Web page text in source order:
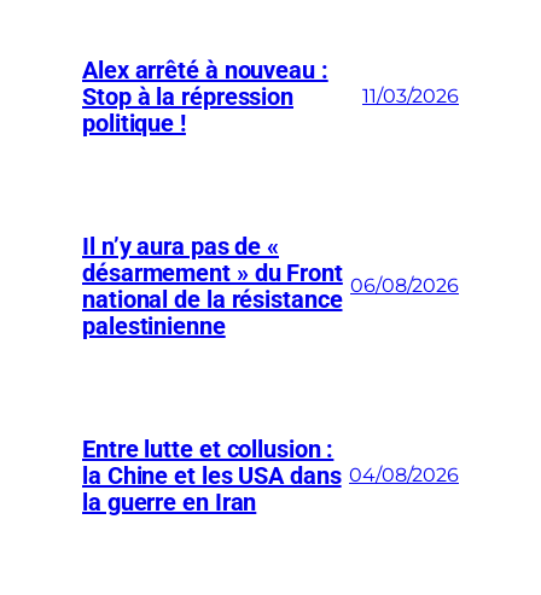
Alex arrêté à nouveau :
Stop à la répression
politique !
11/03/2026
Il n’y aura pas de «
désarmement » du Front
national de la résistance
palestinienne
06/08/2026
Entre lutte et collusion :
la Chine et les USA dans
la guerre en Iran
04/08/2026